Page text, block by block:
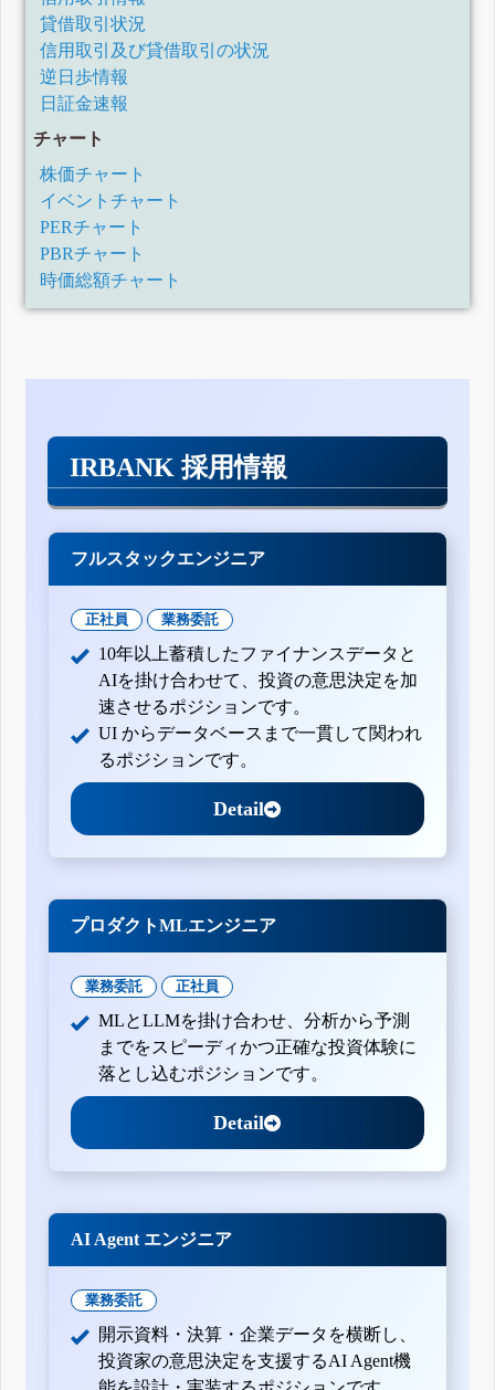
貸借取引状況
信用取引及び貸借取引の状況
逆日歩情報
日証金速報
チャート
株価チャート
イベントチャート
PERチャート
PBRチャート
時価総額チャート
IRBANK 採用情報
フルスタックエンジニア
正社員 業務委託
10年以上蓄積したファイナンスデータと
AIを掛け合わせて、投資の意思決定を加
速させるポジションです。
UI からデータベースまで一貫して関われ
るポジションです。
Detail
プロダクトMLエンジニア
業務委託 正社員
MLとLLMを掛け合わせ、分析から予測
までをスピーディかつ正確な投資体験に
落とし込むポジションです。
Detail
AI Agent エンジニア
業務委託
開示資料・決算・企業データを横断し、
投資家の意思決定を支援するAI Agent機